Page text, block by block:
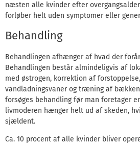
næsten alle kvinder efter
forløber helt uden symptomer eller
Behandling
Behandlingen afhænger af hvad der
Behandlingen består almindeligvis af
med østrogen, korrektion af
vandladningsvaner og træning af
forsøges behandling før man foretager
livmoderen hænger helt ud af skeden,
sjældent.
Ca. 10 procent af alle kvinder bliver